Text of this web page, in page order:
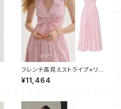
フレンチ高見えストライプ×リボ
ン ホルターワンピース
¥11,464